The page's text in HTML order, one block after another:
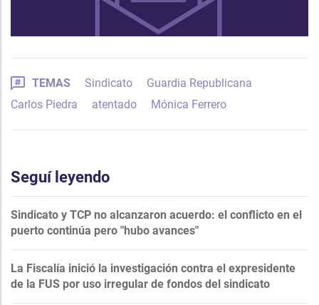
TEMAS Sindicato
Guardia Republicana
Carlos Piedra
atentado Mónica Ferrero
Seguí leyendo
Sindicato y TCP no alcanzaron acuerdo: el conflicto en el
puerto continúa pero "hubo avances"
La Fiscalía inició la investigación contra el expresidente
de la FUS por uso irregular de fondos del sindicato